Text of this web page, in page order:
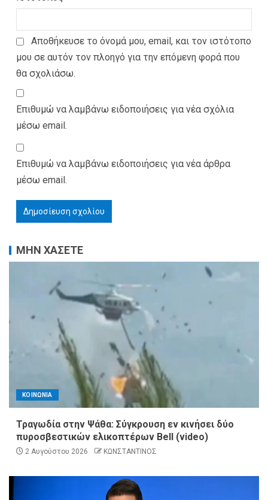
Αποθήκευσε το όνομά μου, email, και τον ιστότοπο
μου σε αυτόν τον πλοηγό για την επόμενη φορά που
θα σχολιάσω.
Επιθυμώ να λαμβάνω ειδοποιήσεις για νέα σχόλια
μέσω email.
Επιθυμώ να λαμβάνω ειδοποιήσεις για νέα άρθρα
μέσω email.
ΜΗΝ ΧΑΣΕΤΕ
ΚΟΙΝΩΝΙΑ
Τραγωδία στην Ψάθα: Σύγκρουση εν κινήσει δύο
πυροσβεστικών ελικοπτέρων Bell (video)
2 Αυγούστου 2026 ΚΩΝΣΤΑΝΤΙΝΟΣ